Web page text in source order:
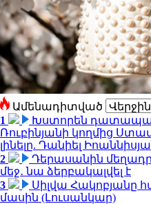
Ամենադիտված
1
Խստորեն
Ռուբինյանի կողմից
լինելը. Դանիել
2
Դերասանին
մեջ․ նա ձերբակալվել է
3
Սիլվա Հակոբյանը
մասին (Լուսանկար)